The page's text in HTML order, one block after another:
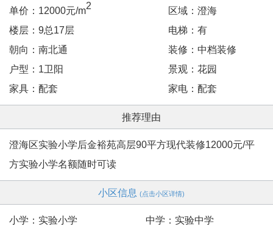
单价：12000元/m2
区域：澄海
楼层：9总17层
电梯：有
朝向：南北通
装修：中档装修
户型：1卫阳
景观：花园
家具：配套
家电：配套
推荐理由
澄海区实验小学后金裕苑高层90平方现代装修12000元/平
方实验小学名额随时可读
小区信息 (点击小区详情)
小学：实验小学
中学：实验中学